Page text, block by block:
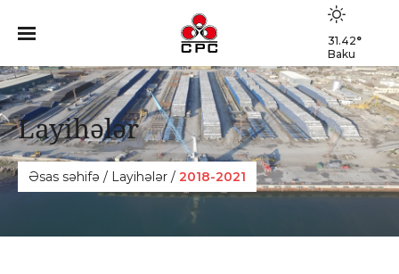
31.42°
Baku
Layihələr
Əsas səhifə / Layihələr / 2018-2021